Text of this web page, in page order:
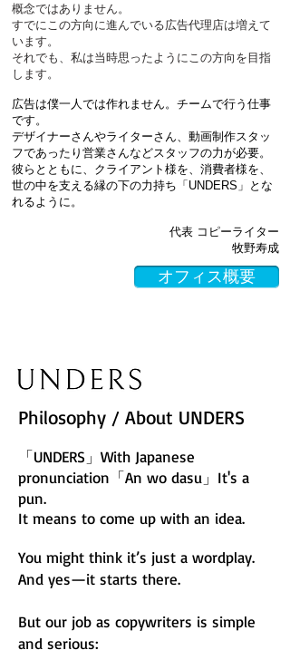
概念ではありません。
すでにこの方向に進んでいる広告代理店は増えて
います。
それでも、 私は当時思ったようにこの方向を目指
します。
広告は僕一人では作れません。チームで行う仕事
です。
デザイナーさんやライターさん、 動画制作スタッ
フであったり営業さんなどスタッフの力が必要。
彼らとともに、 クライアント様を、消費者様を、
世の中を支える縁の下の力持ち「UNDERS」とな
れるように。
代表 コピーライター
​牧野寿成
オフィス概要
Philosophy / About UNDERS
「UNDERS」With Japanese
pronunciation「An wo dasu」It's a
pun.
It means to come up with an idea.
You might think it’s just a wordplay.
And yes—it starts there.
But our job as copywriters is simple
and serious: